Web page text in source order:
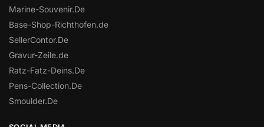
Marine-Souvenir.De
Base-Shop-Richthofen.de
SellerContor.De
Gravur-Zeile.de
Ratz-Fatz-Deins.De
Pens-Collection.De
Smoulder.De